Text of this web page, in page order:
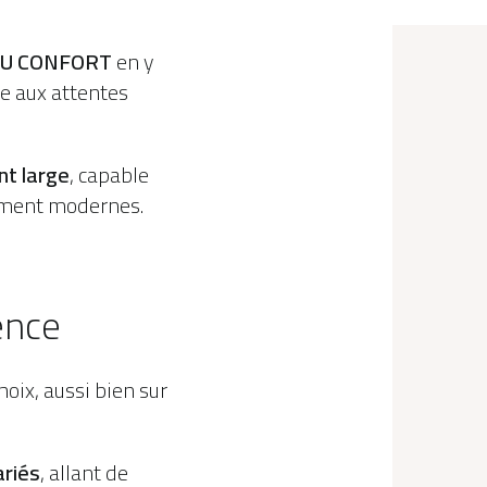
CONFORTen y
aux attentes
large, capable
modernes.
aussi bien sur
, allant de